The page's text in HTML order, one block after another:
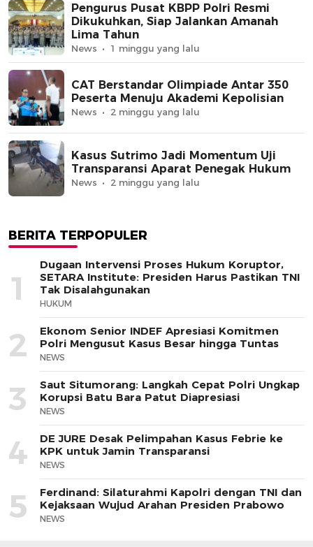
Pengurus Pusat KBPP Polri Resmi
Dikukuhkan, Siap Jalankan Amanah
Lima Tahun
News 1 minggu yang lalu
CAT Berstandar Olimpiade Antar 350
Peserta Menuju Akademi Kepolisian
News 2 minggu yang lalu
Kasus Sutrimo Jadi Momentum Uji
Transparansi Aparat Penegak Hukum
News 2 minggu yang lalu
BERITA TERPOPULER
1
Dugaan Intervensi Proses Hukum Koruptor,
SETARA Institute: Presiden Harus Pastikan TNI
Tak Disalahgunakan
HUKUM
2
Ekonom Senior INDEF Apresiasi Komitmen
Polri Mengusut Kasus Besar hingga Tuntas
NEWS
3
Saut Situmorang: Langkah Cepat Polri Ungkap
Korupsi Batu Bara Patut Diapresiasi
NEWS
4
DE JURE Desak Pelimpahan Kasus Febrie ke
KPK untuk Jamin Transparansi
NEWS
5
Ferdinand: Silaturahmi Kapolri dengan TNI dan
Kejaksaan Wujud Arahan Presiden Prabowo
NEWS